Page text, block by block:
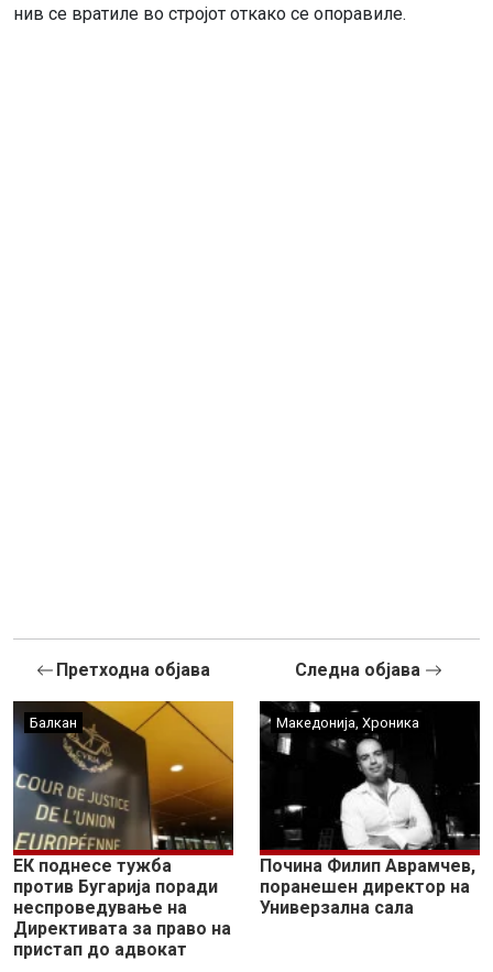
нив се вратиле во стројот откако се опоравиле.
Претходна објава
Балкан
ЕК поднесе тужба
против Бугарија поради
неспроведување на
Директивата за право на
пристап до адвокат
Следна објава
Македонија, Хроника
Почина Филип Аврамчев,
поранешен директор на
Универзална сала